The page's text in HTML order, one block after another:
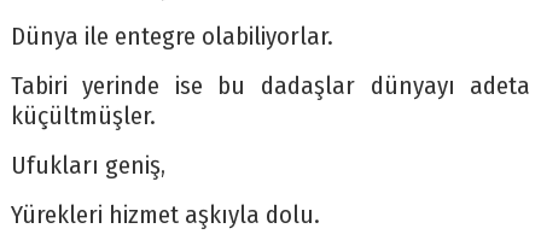
Dünya ile entegre olabiliyorlar.
Tabiri yerinde ise bu dadaşlar dünyayı adeta
küçültmüşler.
Ufukları geniş,
Yürekleri hizmet aşkıyla dolu.